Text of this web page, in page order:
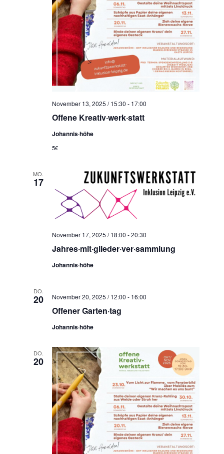
Offene Kreativ·werk·statt
November 13, 2025 / 15:30 - 17:00
Johannis·höhe
5€
MO.
17
Jahres·mit·glieder·ver·sammlung
November 17, 2025 / 18:00 -20:30
Johannis·höhe
DO.
20
Offener Garten·tag
November 20, 2025 / 12:00 - 16:00
Johannis·höhe
DO.
20